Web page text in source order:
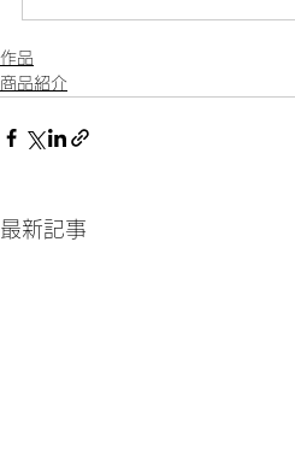
作品
商品紹介
最新記事